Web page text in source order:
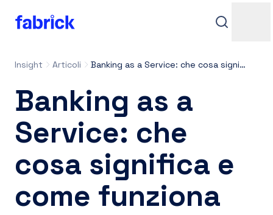
Assistenza
Insight Articoli Banking as a Service: che cosa significa e come funziona
Banking as a
Service: che
cosa significa e
come funziona